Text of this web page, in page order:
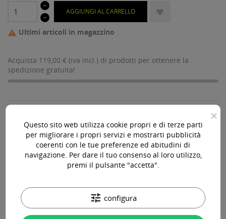
AGGIUNGI AL CARRELLO 
 Ultimi articoli in magazzino
Acquista 119,00 € (iva incl.) di prodotti per ottenere la
spedizione gratuita!
Consegna in 24-48 ore lavorative*
Assistenza pre e post vendita
×
Questo sito web utilizza cookie propri e di terze parti
per migliorare i propri servizi e mostrarti pubblicità
coerenti con le tue preferenze ed abitudini di
navigazione. Per dare il tuo consenso al loro utilizzo,
premi il pulsante "accetta".
tune configura